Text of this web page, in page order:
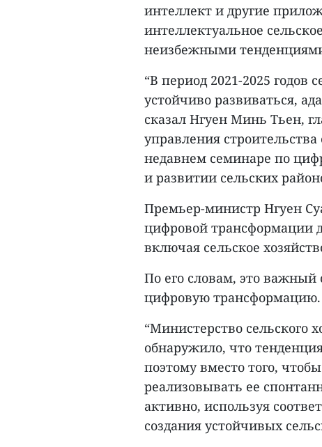
интеллект и другие
интеллектуальное
неизбежными
“В период 2021-2025
устойчиво развиваться,
сказал Нгуен Минь Тьен,
управления
недавнем семинаре по
и развитии сельских
Премьер-министр Нгуен
цифровой трансформации
включая сельское
По его словам, это важный
цифровую трансформацию.
“Министерство сельского
обнаружило, что
поэтому вместо того,
реализовывать ее
активно, используя
создания устойчивых